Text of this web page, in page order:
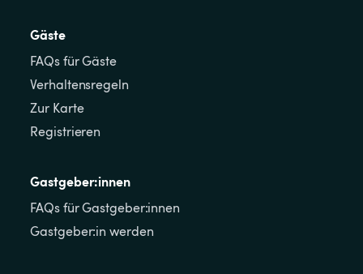
Gäste
FAQs für Gäste
Verhaltensregeln
Zur Karte
Registrieren
Gastgeber:innen
FAQs für Gastgeber:innen
Gastgeber:in werden